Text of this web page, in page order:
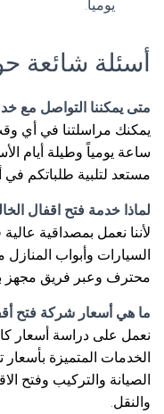
يومياً.
أسئلة شائعة
متى يمكننا التواصل مع
ساعة يومياً وطيلة أيام
مستعد لتلبية طلباتكم
لماذا خدمة فتح اقفال
لأننا نعمل بمصداقية
السيارات وأبواب
محترف وعبر فريق مجهز
ما هي أسعار شركة فتح
نعمل على دراسة أسعار
الخدمات المتميزة
الصيانة والتركيب وفتح
والنقل.